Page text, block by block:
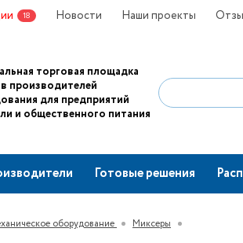
18 Новости Наши проекты
торговая площадка
производителей
для предприятий
и общественного питания
Готовые решения
оборудование Миксеры